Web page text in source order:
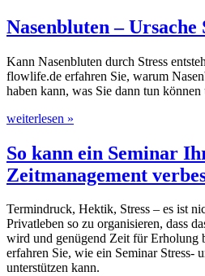
Nasenbluten – Ursache
Kann Nasenbluten durch Stress
flowlife.de erfahren Sie, warum
haben kann, was Sie dann tun
weiterlesen »
So kann ein Seminar
Zeitmanagement
Termindruck, Hektik, Stress – es ist
Privatleben so zu organisieren, dass
wird und genügend Zeit für
erfahren Sie, wie ein Seminar Stress-
unterstützen kann.